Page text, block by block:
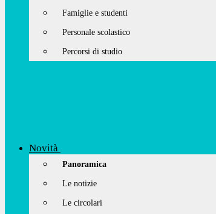
Famiglie e studenti
Personale scolastico
Percorsi di studio
Novità
Panoramica
Le notizie
Le circolari